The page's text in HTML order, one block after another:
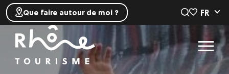
Que faire autour de moi ? FR